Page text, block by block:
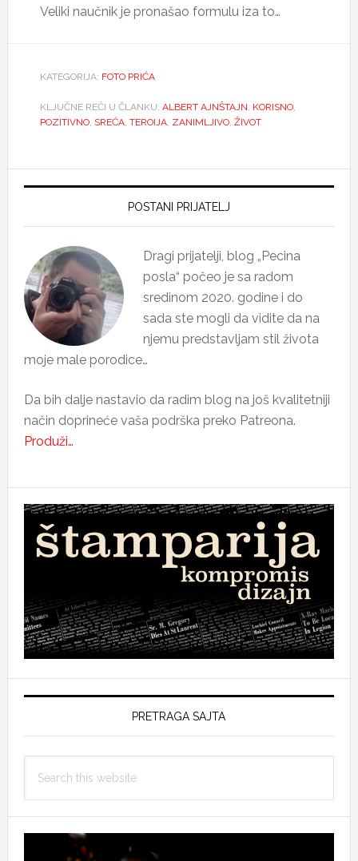
Veliki naučnik je pronašao formulu iza to…
KATEGORIJA: FOTO PRIĆA
KLJUČNE REČI U ČLANKU: ALBERT AJNŠTAJN, KORISNO,
POZITIVNO, SREĆA, TEROIJA, ZANIMLJIVO, ŽIVOT
Primary
POSTANI PRIJATELJ
Dragi prijatelji, blog „Pecina
posla“ počeo je sa radom
sredinom 2020. godine i do
sada ste mogli da vidite da na
njemu predstavljam stil života
moje male porodice…
Da bih dalje nastavio da radim blog na još kvalitetniji
način doprineće vaša podrška preko Patreona.
Produži…
PRETRAGA SAJTA
this